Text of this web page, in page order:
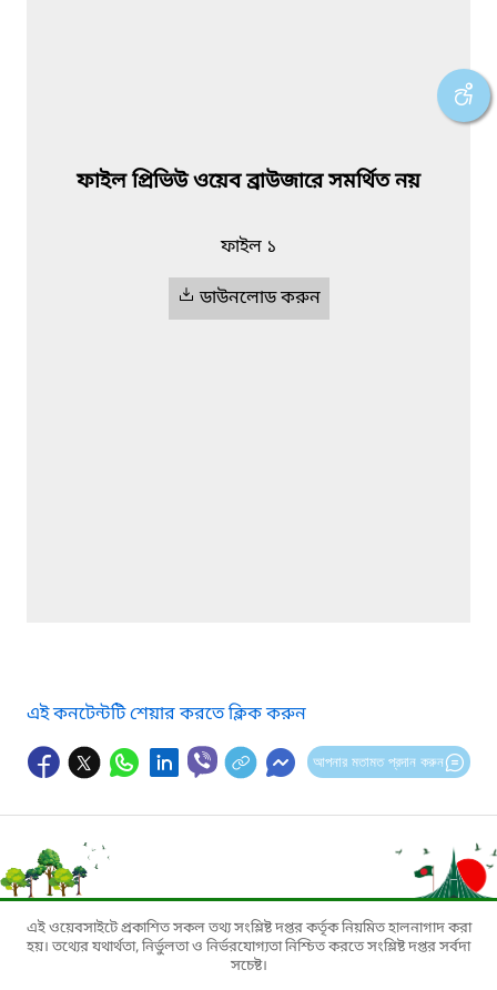
ফাইল প্রিভিউ ওয়েব ব্রাউজারে সমর্থিত নয়
ফাইল ১
ডাউনলোড করুন
এই কনটেন্টটি শেয়ার করতে ক্লিক করুন
আপনার মতামত প্রদান করুন
এই ওয়েবসাইটে প্রকাশিত সকল তথ্য সংশ্লিষ্ট দপ্তর কর্তৃক নিয়মিত হালনাগাদ করা
হয়। তথ্যের যথার্থতা, নির্ভুলতা ও নির্ভরযোগ্যতা নিশ্চিত করতে সংশ্লিষ্ট দপ্তর সর্বদা
সচেষ্ট।